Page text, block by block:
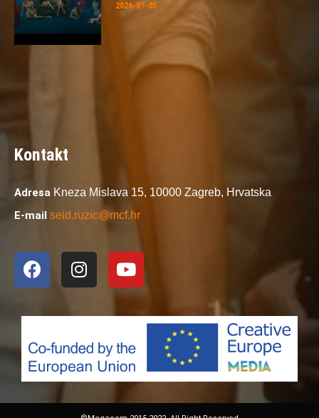
2026-07-05
Kontakt
Adresa Kneza Mislava 15, 10000 Zagreb, Hrvatska
E-mail seid.ruzic@mcf.hr